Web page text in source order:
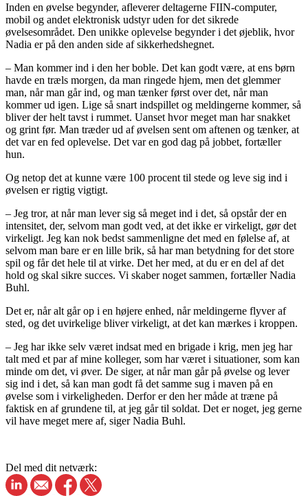
Inden en øvelse begynder, afleverer deltagerne FIIN-computer,
mobil og andet elektronisk udstyr uden for det sikrede
øvelsesområdet. Den unikke oplevelse begynder i det øjeblik, hvor
Nadia er på den anden side af sikkerhedshegnet.
– Man kommer ind i den her boble. Det kan godt være, at ens børn
havde en træls morgen, da man ringede hjem, men det glemmer
man, når man går ind, og man tænker først over det, når man
kommer ud igen. Lige så snart indspillet og meldingerne kommer, så
bliver der helt tavst i rummet. Uanset hvor meget man har snakket
og grint før. Man træder ud af øvelsen sent om aftenen og tænker, at
det var en fed oplevelse. Det var en god dag på jobbet, fortæller
hun.
Og netop det at kunne være 100 procent til stede og leve sig ind i
øvelsen er rigtig vigtigt.
– Jeg tror, at når man lever sig så meget ind i det, så opstår der en
intensitet, der, selvom man godt ved, at det ikke er virkeligt, gør det
virkeligt. Jeg kan nok bedst sammenligne det med en følelse af, at
selvom man bare er en lille brik, så har man betydning for det store
spil og får det hele til at virke. Det her med, at du er en del af det
hold og skal sikre succes. Vi skaber noget sammen, fortæller Nadia
Buhl.
Det er, når alt går op i en højere enhed, når meldingerne flyver af
sted, og det uvirkelige bliver virkeligt, at det kan mærkes i kroppen.
– Jeg har ikke selv været indsat med en brigade i krig, men jeg har
talt med et par af mine kolleger, som har været i situationer, som kan
minde om det, vi øver. De siger, at når man går på øvelse og lever
sig ind i det, så kan man godt få det samme sug i maven på en
øvelse som i virkeligheden. Derfor er den her måde at træne på
faktisk en af grundene til, at jeg går til soldat. Det er noget, jeg gerne
vil have meget mere af, siger Nadia Buhl.
Del med dit netværk: